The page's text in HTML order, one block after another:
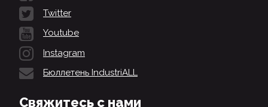
Twitter
Youtube
Instagram
Бюллетень IndustriALL
Свяжитесь с нами